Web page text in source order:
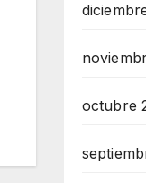
octubre